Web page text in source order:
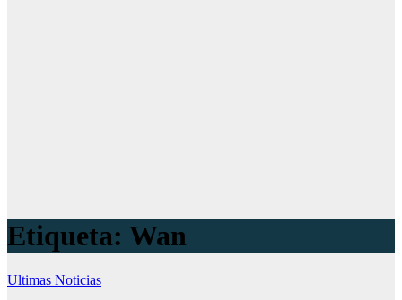
Etiqueta: Wan
Ultimas Noticias